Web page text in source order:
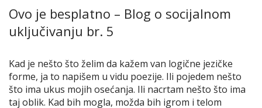
Ovo je besplatno – Blog o socijalnom
uključivanju br. 5
Kad je nešto što želim da kažem van logične jezičke
forme, ja to napišem u vidu poezije. Ili pojedem nešto
što ima ukus mojih osećanja. Ili nacrtam nešto što ima
taj oblik. Kad bih mogla, možda bih igrom i telom